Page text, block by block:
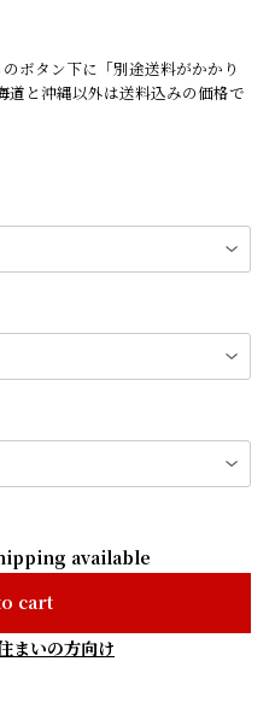
ボタン下に「別途送料がかかり
道と沖縄以外は送料込みの価格で
available
cart
まいの方向け